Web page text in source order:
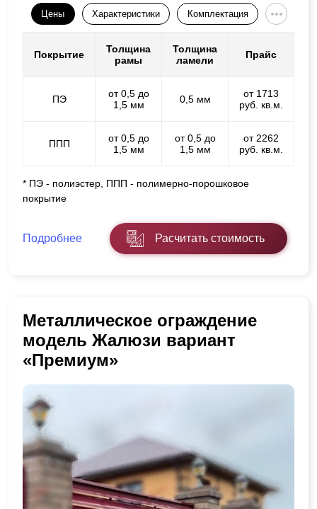
Цены Характеристики Комплектация
Покрытие
Толщина
рамы
Толщина
ламели
Прайс
ПЭ
от 0,5 до
1,5 мм
0,5 мм
от 1713
руб. кв.м.
ППП
от 0,5 до
1,5 мм
от 0,5 до
1,5 мм
от 2262
руб. кв.м.
* ПЭ - полиэстер, ППП - полимерно-порошковое
покрытие
Подробнее Расчитать стоимость
Металлическое ограждение
модель Жалюзи вариант
«Премиум»